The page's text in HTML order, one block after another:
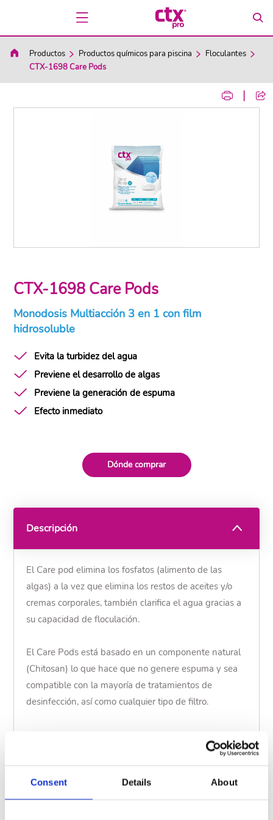
Consent Details About
Productos Productos químicos para piscina
Floculantes
CTX-1698 Care Pods
|
CTX-1698 Care Pods
Monodosis Multiacción 3 en 1 con film
hidrosoluble
Evita la turbidez del agua
Previene el desarrollo de algas
Previene la generación de espuma
Efecto inmediato
Dónde comprar
Descripción
El Care pod elimina los fosfatos (alimento de las
algas) a la vez que elimina los restos de aceites y/o
cremas corporales, también clarifica el agua gracias a
su capacidad de floculación.
El Care Pods está basado en un componente natural
(Chitosan) lo que hace que no genere espuma y sea
compatible con la mayoría de tratamientos de
desinfección, así como cualquier tipo de filtro.
73119UN